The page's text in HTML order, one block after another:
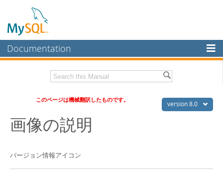
Documentation
MySQL Enterprise
Workbench
InnoDB Cluster
Connectors
Download this Manual
PDF (US Ltr)
- 36.1Mb
PDF (A4)- 36.2Mb
version 8.0
このページは機械翻訳したものです。
画像の説明
バージョン情報アイコン